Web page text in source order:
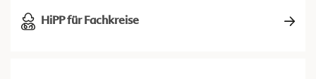
HiPP für Fachkreise